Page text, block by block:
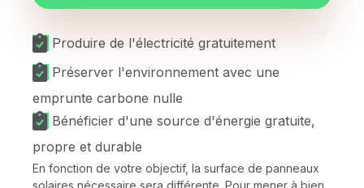
Produire de l'électricité gratuitement
Préserver l'environnement avec une
emprunte carbone nulle
Bénéficier d'une source d'énergie gratuite,
propre et durable
En fonction de votre objectif, la surface de panneaux
solaires nécessaire sera différente. Pour mener à bien